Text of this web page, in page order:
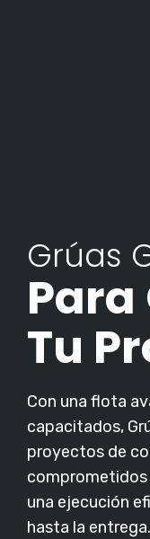
Grúas
Tu
Con una flota
capacitados,
proyectos de
comprometidos
una ejecución
hasta la entrega.